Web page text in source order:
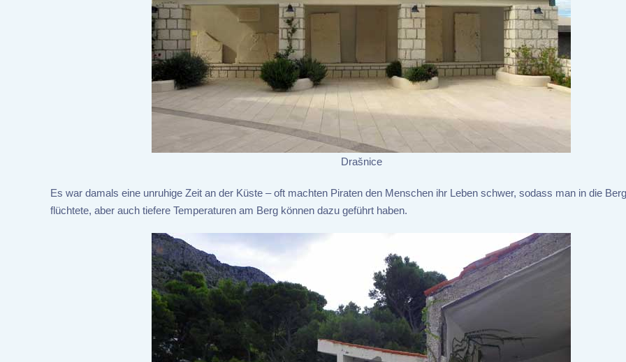
Drašnice
Es war damals eine unruhige Zeit an der Küste – oft machten Piraten den Menschen ihr Leben schwer, sodass man in die
flüchtete, aber auch tiefere Temperaturen am Berg können dazu geführt haben.